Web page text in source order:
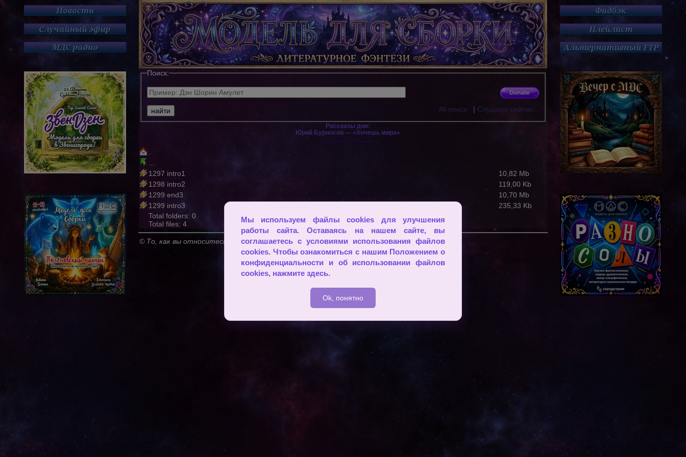
Мы используем файлы cookies для улучшения
работы сайта. Оставаясь на нашем сайте, вы
соглашаетесь с условиями использования файлов
cookies. Чтобы ознакомиться с нашим Положением о
конфиденциальности и об использовании файлов
cookies, нажмите здесь.
Ok, понятно
Поиск:
AI-поиск | Слушают сейчас...
Рассказы дня:
Юрий Бурносов — «Хочешь мира»
1297 intro1
10,82 Mb
1298 intro2
119,00 Kb
1299 end3
10,70 Mb
1299 intro3
235,33 Kb
Total folders: 0
Total files: 4
© То, как вы относитесь к себе, устанавливает стандарты для других.
2009 - 2026